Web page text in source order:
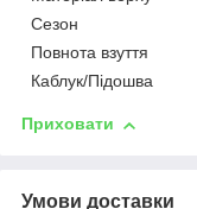
Сезон
Повнота взуття
Каблук/Підошва
Приховати
Умови доставки